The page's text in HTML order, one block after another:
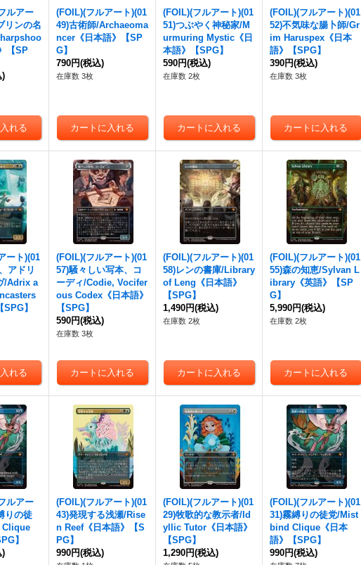
ルアー
リンの名
【SP
)
(FOIL)(フルアート)(01
49)古術師/Archaeoma
ncer《日本語》【SP
G】
790円(税込)
在庫数 3枚
(FOIL)(フルアート)(01
51)つぶやく神秘家/M
urmuring Mystic《日
本語》【SPG】
590円(税込)
在庫数 2枚
(FOIL)(フルアート)(01
52)不気味な腸卜師/Gr
im Haruspex《日本
語》【SPG】
390円(税込)
在庫数 3枚
ート)(01
アドリ
/Adrix a
SPG】
(FOIL)(フルアート)(01
57)騒々しい写本、コ
ーディ/Codie, Vocifer
ous Codex《日本語》
【SPG】
590円(税込)
在庫数 3枚
(FOIL)(フルアート)(01
58)レンの書庫/Library
of Leng《日本語》
【SPG】
1,490円(税込)
在庫数 2枚
(FOIL)(フルアート)(01
55)森の知恵/Sylvan L
ibrary《英語》【SP
G】
5,990円(税込)
在庫数 2枚
ルアー
りの徒
Clique
】
)
(FOIL)(フルアート)(01
43)発現する浅瀬/Rise
n Reef《日本語》【S
PG】
990円(税込)
(FOIL)(フルアート)(01
29)牧歌的な教示者/Id
yllic Tutor《日本語》
【SPG】
1,290円(税込)
(FOIL)(フルアート)(01
31)霧縛りの徒党/Mist
bind Clique《日本
語》【SPG】
990円(税込)